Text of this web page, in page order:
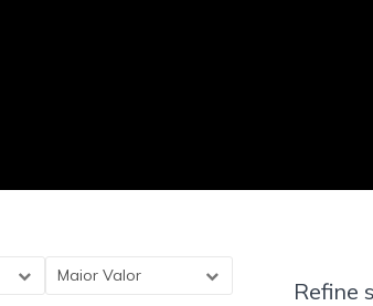
Maior Valor
Refine